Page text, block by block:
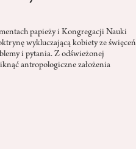
papieży i Kongregacji Nauki
wykluczającą kobiety ze święceń
i pytania. Z odświeżonej
antropologiczne założenia